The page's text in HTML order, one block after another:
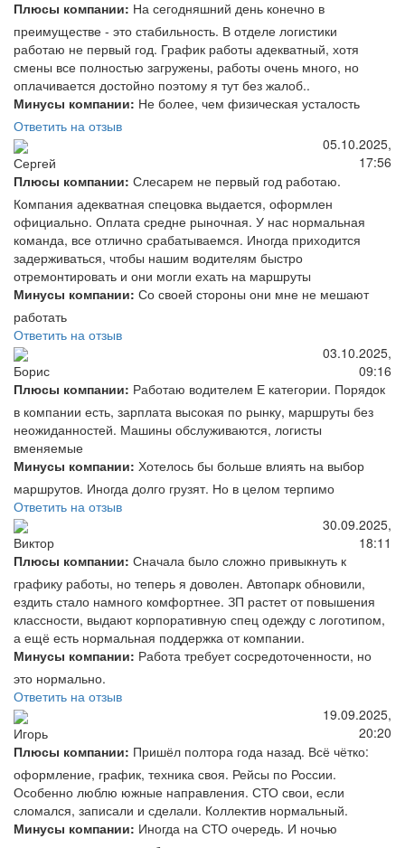
Плюсы компании: На сегодняшний день конечно в
преимуществе - это стабильность. В отделе логистики
работаю не первый год. График работы адекватный, хотя
смены все полностью загружены, работы очень много, но
оплачивается достойно поэтому я тут без жалоб..
Минусы компании: Не более, чем физическая усталость
Ответить на отзыв
Сергей
05.10.2025,
17:56
Плюсы компании: Слесарем не первый год работаю.
Компания адекватная спецовка выдается, оформлен
официально. Оплата средне рыночная. У нас нормальная
команда, все отлично срабатываемся. Иногда приходится
задерживаться, чтобы нашим водителям быстро
отремонтировать и они могли ехать на маршруты
Минусы компании: Со своей стороны они мне не мешают
работать
Ответить на отзыв
Борис
03.10.2025,
09:16
Плюсы компании: Работаю водителем Е категории. Порядок
в компании есть, зарплата высокая по рынку, маршруты без
неожиданностей. Машины обслуживаются, логисты
вменяемые
Минусы компании: Хотелось бы больше влиять на выбор
маршрутов. Иногда долго грузят. Но в целом терпимо
Ответить на отзыв
Виктор
30.09.2025,
18:11
Плюсы компании: Сначала было сложно привыкнуть к
графику работы, но теперь я доволен. Автопарк обновили,
ездить стало намного комфортнее. ЗП растет от повышения
классности, выдают корпоративную спец одежду с логотипом,
а ещё есть нормальная поддержка от компании.
Минусы компании: Работа требует сосредоточенности, но
это нормально.
Ответить на отзыв
Игорь
19.09.2025,
20:20
Плюсы компании: Пришёл полтора года назад. Всё чётко:
оформление, график, техника своя. Рейсы по России.
Особенно люблю южные направления. СТО свои, если
сломался, записали и сделали. Коллектив нормальный.
Минусы компании: Иногда на СТО очередь. И ночью